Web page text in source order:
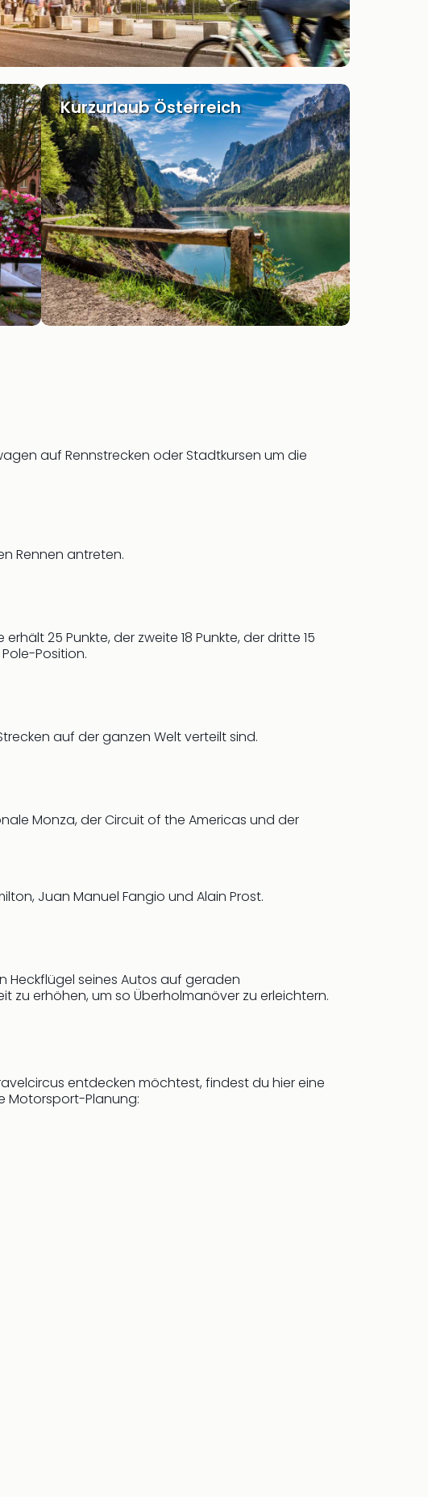
Kurzurlaub Österreich
auf Rennstrecken oder Stadtkursen um die
Rennen antreten.
25 Punkte, der zweite 18 Punkte, der dritte 15
Position.
auf der ganzen Welt verteilt sind.
Monza, der Circuit of the Americas und der
Juan Manuel Fangio und Alain Prost.
Heckflügel seines Autos auf geraden
zu erhöhen, um so Überholmanöver zu erleichtern.
entdecken möchtest, findest du hier eine
Motorsport-Planung: